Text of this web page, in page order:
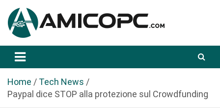
a
Amicopc.com
Home
Tech News
Paypal dice STOP alla protezione sul Crowdfunding